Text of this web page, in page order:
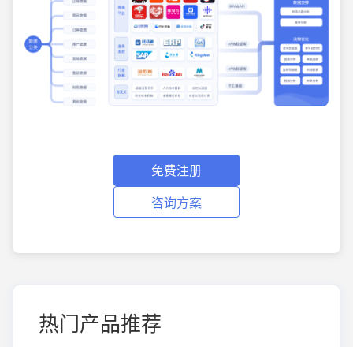
免费注册
咨询方案
热门产品推荐